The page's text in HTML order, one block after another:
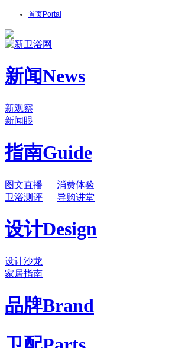
首页Portal
新闻News
新观察
新闻眼
指南Guide
图文直播
消费体验
卫浴测评
导购讲堂
设计Design
设计沙龙
家居指南
品牌Brand